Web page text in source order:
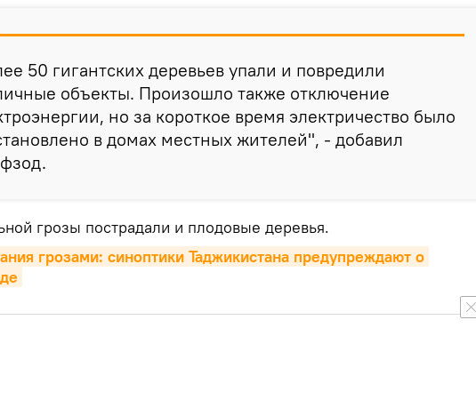
50 гигантских деревьев упали и повредили
объекты. Произошло также отключение
но за короткое время электричество было
в домах местных жителей", - добавил
грозы пострадали и плодовые деревья.
грозами: синоптики Таджикистана предупреждают о